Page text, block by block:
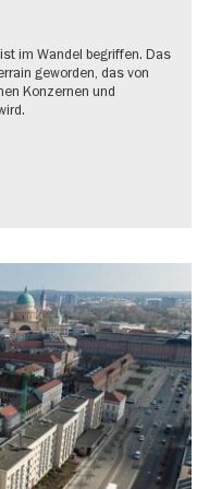
im Wandel begriffen. Das
geworden, das von
Konzernen und